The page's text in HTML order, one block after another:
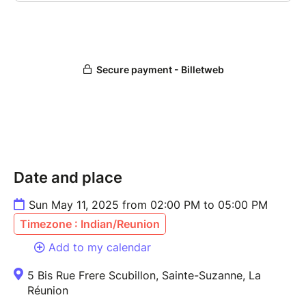
Date and place
Sun May 11, 2025 from 02:00 PM to 05:00 PM
Timezone : Indian/Reunion
Add to my calendar
5 Bis Rue Frere Scubillon, Sainte-Suzanne, La
Réunion